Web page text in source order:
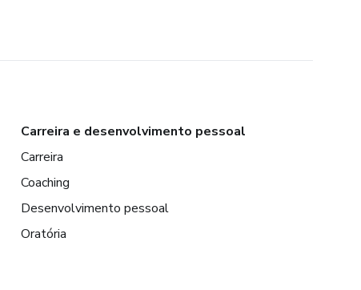
Carreira e desenvolvimento pessoal
Carreira
Coaching
Desenvolvimento pessoal
Oratória